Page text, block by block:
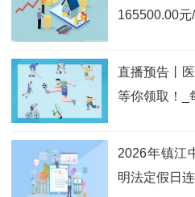
165500.00元
直播预告丨
等你领取！_
2026年镇江
明法定假日